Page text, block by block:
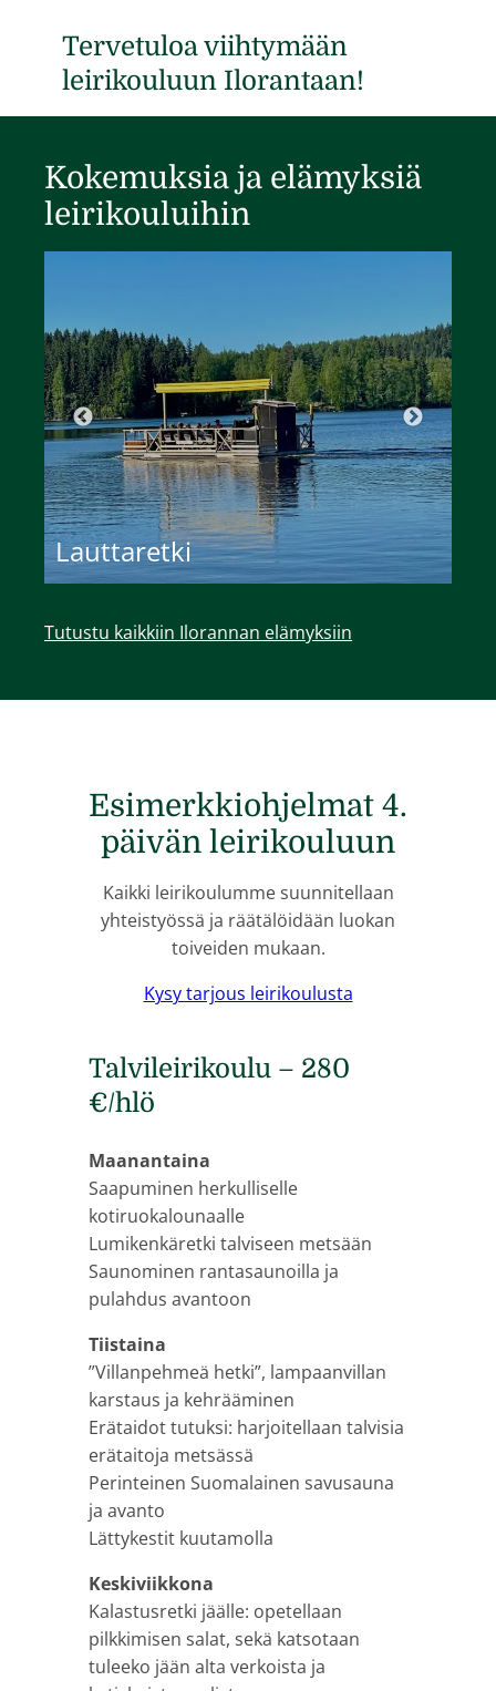
Tervetuloa viihtymään
leirikouluun Ilorantaan!
Kokemuksia ja elämyksiä
leirikouluihin
Lauttaretki
Tutustu kaikkiin Ilorannan elämyksiin
Esimerkkiohjelmat 4.
päivän leirikouluun
Kaikki leirikoulumme suunnitellaan
yhteistyössä ja räätälöidään luokan
toiveiden mukaan.
Kysy tarjous leirikoulusta
Talvileirikoulu – 280
€/hlö
Maanantaina
Saapuminen herkulliselle
kotiruokalounaalle
Lumikenkäretki talviseen metsään
Saunominen rantasaunoilla ja
pulahdus avantoon
Tiistaina
”Villanpehmeä hetki”, lampaanvillan
karstaus ja kehrääminen
Erätaidot tutuksi: harjoitellaan talvisia
erätaitoja metsässä
Perinteinen Suomalainen savusauna
ja avanto
Lättykestit kuutamolla
Keskiviikkona
Kalastusretki jäälle: opetellaan
pilkkimisen salat, sekä katsotaan
tuleeko jään alta verkoista ja